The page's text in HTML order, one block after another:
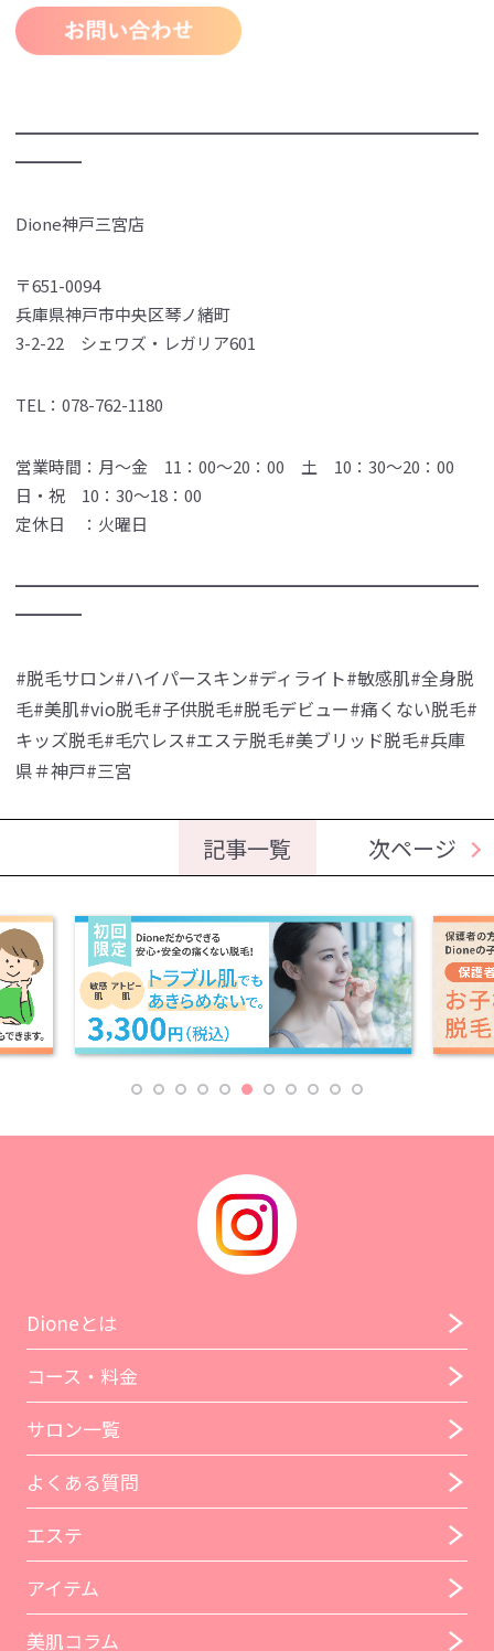
━━━━━━━━━━━━━━━━━━━━━━━━━━━━
━━━━
Dione神戸三宮店
〒651-0094
兵庫県神戸市中央区琴ノ緒町
3-2-22 シェワズ・レガリア601
TEL：078-762-1180
営業時間：月～金 11：00～20：00 土 10：30～20：00
日・祝 10：30～18：00
定休日 ：火曜日
━━━━━━━━━━━━━━━━━━━━━━━━━━━━
━━━━
#脱毛サロン#ハイパースキン#ディライト#敏感肌#全身脱
毛#美肌#vio脱毛#子供脱毛#脱毛デビュー#痛くない脱毛#
キッズ脱毛#毛穴レス#エステ脱毛#美ブリッド脱毛#兵庫
県＃神戸#三宮
記事一覧 次ページ
Dioneとは
コース・料金
サロン一覧
よくある質問
エステ
アイテム
美肌コラム